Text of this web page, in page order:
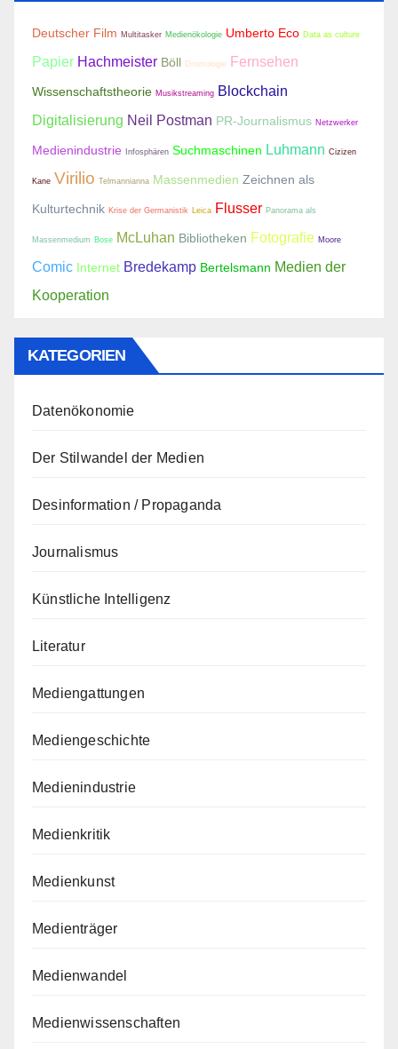
Deutscher Film Multitasker Medienökologie Umberto Eco Data as culture
Papier Hachmeister Böll Dromologie Fernsehen
Wissenschaftstheorie Musikstreaming Blockchain
Digitalisierung Neil Postman PR-Journalismus Netzwerker
Medienindustrie Infosphären Suchmaschinen Luhmann Cizizen
Kane Virilio Telmannianna Massenmedien Zeichnen als
Kulturtechnik Krise der Germanistik Leica Flusser Panorama als
Massenmedium Bose McLuhan Bibliotheken Fotografie Moore
Comic Internet Bredekamp Bertelsmann Medien der
Kooperation
KATEGORIEN
Datenökonomie
Der Stilwandel der Medien
Desinformation / Propaganda
Journalismus
Künstliche Intelligenz
Literatur
Mediengattungen
Mediengeschichte
Medienindustrie
Medienkritik
Medienkunst
Medienträger
Medienwandel
Medienwissenschaften